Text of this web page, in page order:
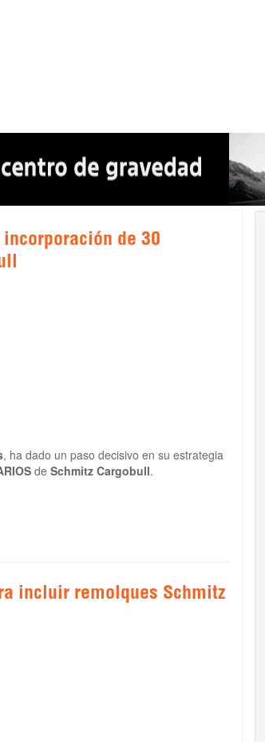
de 30
, ha dado un paso decisivo en su estrategia
de Schmitz Cargobull.
incluir remolques Schmitz